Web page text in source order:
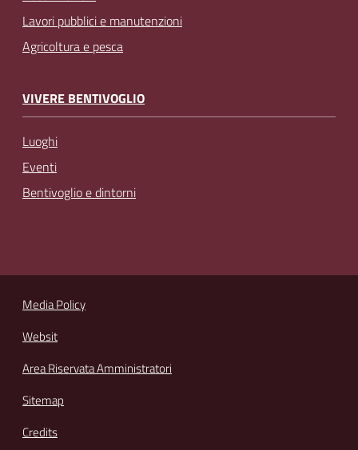
Lavori pubblici e manutenzioni
Agricoltura e pesca
VIVERE BENTIVOGLIO
Luoghi
Eventi
Bentivoglio e dintorni
Media Policy
Websit
Area Riservata Amministratori
Sitemap
Credits